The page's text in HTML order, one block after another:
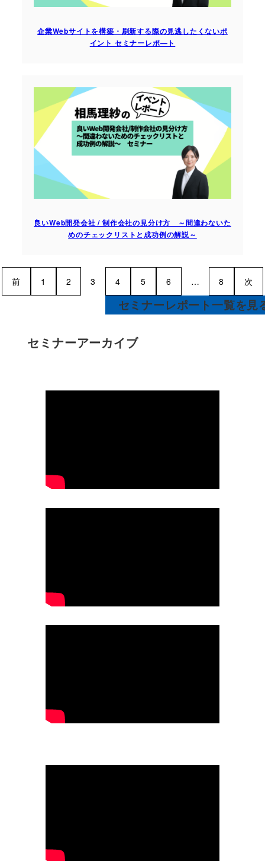
企業Webサイトを構築・刷新する際の見逃したくないポ
イント セミナーレポ―ト
良いWeb開発会社 / 制作会社の見分け方 ～間違わないた
めのチェックリストと成功例の解説～
前 1 2 3 4 5 6 … 8 次
セミナーレポート一覧を見
セミナーアーカイブ